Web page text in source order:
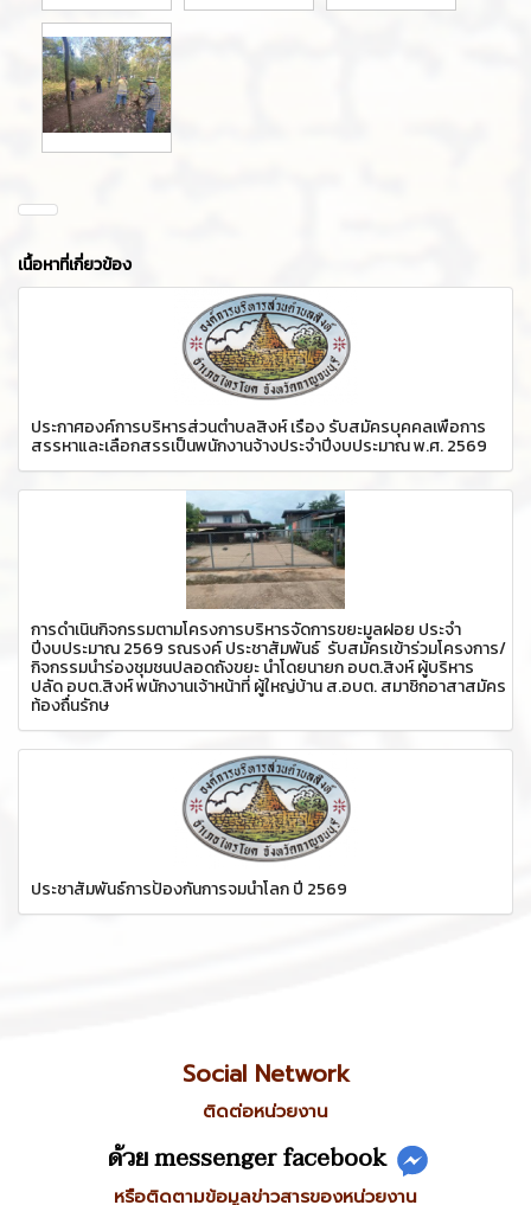
เนื้อหาที่เกี่ยวข้อง
ประกาศองค์การบริหารส่วนตำบลสิงห์ เรื่อง รับสมัครบุคคลเพื่อการ
สรรหาและเลือกสรรเป็นพนักงานจ้างประจำปีงบประมาณ พ.ศ. 2569
การดำเนินกิจกรรมตามโครงการบริหารจัดการขยะมูลฝอย ประจำ
ปีงบประมาณ 2569 รณรงค์ ประชาสัมพันธ์ รับสมัครเข้าร่วมโครงการ/
กิจกรรมนำร่องชุมชนปลอดถังขยะ นำโดยนายก อบต.สิงห์ ผู้บริหาร
ปลัด อบต.สิงห์ พนักงานเจ้าหน้าที่ ผู้ใหญ่บ้าน ส.อบต. สมาชิกอาสาสมัคร
ท้องถื่นรักษ
ประชาสัมพันธ์การป้องกันการจมน้ำโลก ปี 2569
Social Network
ติดต่อหน่วยงาน
ด้วย messenger facebook
หรือติดตามข้อมูลข่าวสารของหน่วยงาน